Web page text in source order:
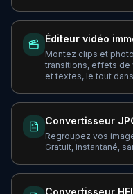
Éditeur vidéo
Montez clips et
transitions, effets de
et textes, le tout
Convertisseur
Regroupez vos
Gratuit, instantané,
Convertisseur